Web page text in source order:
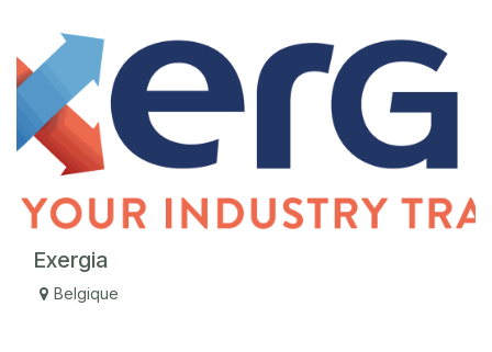
Exergia
Belgique